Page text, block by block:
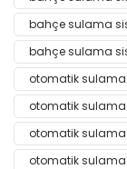
Ürün resmi
Ürün
Ürün
Ürün fiyatı
Bu ürüne
bahçe sulama
bahçe sulama
otomatik sulama
otomatik
otomatik
otomatik sulama